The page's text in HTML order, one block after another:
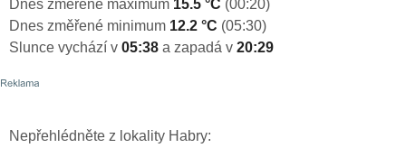
Dnes změřené maximum 15.5 °C (00:20)
Dnes změřené minimum 12.2 °C (05:30)
Slunce vychází v 05:38 a zapadá v 20:29
Nepřehlédněte z lokality Habry: